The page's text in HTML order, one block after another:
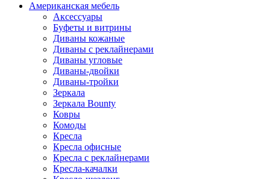
Американская мебель
Аксессуары
Буфеты и витрины
Диваны кожаные
Диваны с реклайнерами
Диваны угловые
Диваны-двойки
Диваны-тройки
Зеркала
Зеркала Bounty
Ковры
Комоды
Кресла
Кресла офисные
Кресла с реклайнерами
Кресла-качалки